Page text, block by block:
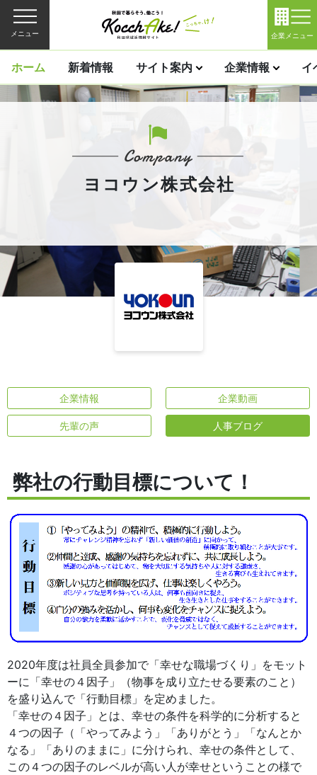
メニュー 企業メニュー
ホーム 新着情報 サイト案内 企業情報 イ
ヨコウン株式会社
企業情報 企業動画
先輩の声 人事ブログ
弊社の行動目標について！
2020年度は社員全員参加で「幸せな職場づくり」をモット
ーに「幸せの４因子」（物事を成り立たせる要素のこと）
を盛り込んで「行動目標」を定めました。
「幸せの４因子」とは、幸せの条件を科学的に分析すると
４つの因子（「やってみよう」「ありがとう」「なんとか
なる」「ありのままに」に分けられ、幸せの条件として、
この４つの因子のレベルが高い人が幸せということの様で